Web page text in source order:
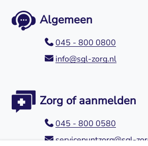
Algemeen
045 - 800 0800
info@sgl-zorg.nl
Zorg of aanmelden
045 - 800 0580
servicepuntzorg@sgl-